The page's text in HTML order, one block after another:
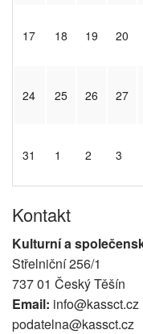
17 18 19 20
24 25 26 27
31 1 2 3
Kontakt
Kulturní a
Střelniční 256/1
737 01 Český Těšín
Email: info@kassct.cz
podatelna@kassct.cz